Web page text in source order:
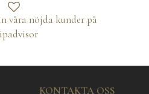
våra nöjda kunder på
KONTAKTA OSS